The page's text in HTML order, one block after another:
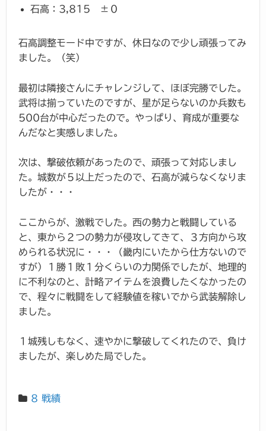
石高：3,815 ±０
石高調整モード中ですが、休日なので少し頑張ってみ
ました。（笑）
最初は隣接さんにチャレンジして、ほぼ完勝でした。
武将は揃っていたのですが、星が足らないのか兵数も
500台が中心だったので。やっぱり、育成が重要な
んだなと実感しました。
次は、撃破依頼があったので、頑張って対応しまし
た。城数が５以上だったので、石高が減らなくなりま
したが・・・
ここからが、激戦でした。西の勢力と戦闘している
と、東から２つの勢力が侵攻してきて、３方向から攻
められる状況に・・・（畿内にいたから仕方ないので
すが）１勝１敗１分くらいの力関係でしたが、地理的
に不利なのと、計略アイテムを浪費したくなかったの
で、程々に戦闘をして経験値を稼いでから武装解除し
ました。
１城残しもなく、速やかに撃破してくれたので、負け
ましたが、楽しめた局でした。
8 戦績